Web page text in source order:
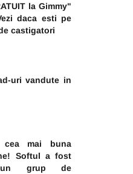
la Gimmy"
daca esti pe
castigatori
uri vandute in
cea mai buna
Softul a fost
grup de